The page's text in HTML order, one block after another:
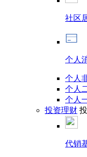
社区
个人
个人
个人
个人
投资理财
代销